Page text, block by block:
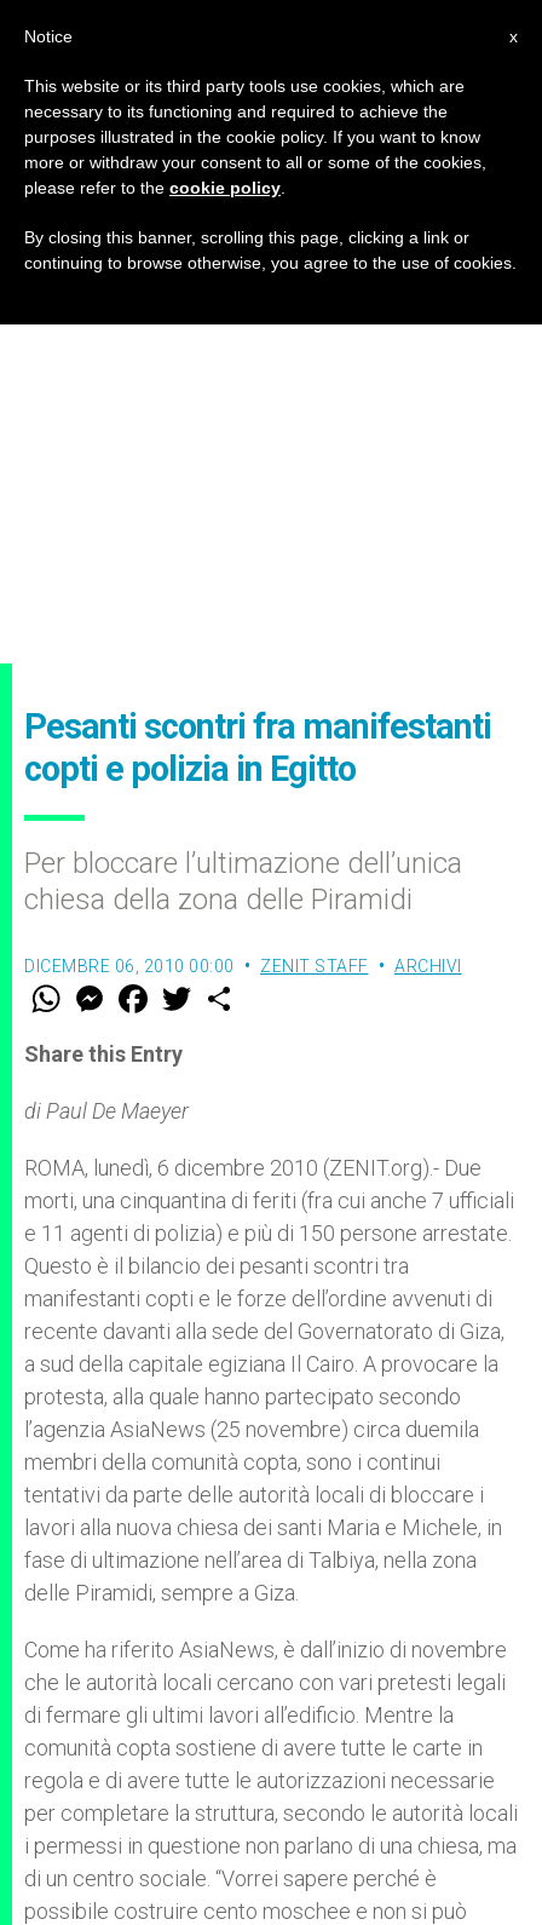
Pesanti scontri fra manifestanti
copti e polizia in Egitto
Per bloccare l’ultimazione dell’unica
chiesa della zona delle Piramidi
DICEMBRE 06, 2010 00:00 ZENIT STAFF ARCHIVI
W
t
s
p
p
M
e
s
e
g
e
F
a
e
b
o
k
w
Share this Entry
di Paul De Maeyer
ROMA, lunedì, 6 dicembre 2010 (ZENIT.org).- Due
morti, una cinquantina di feriti (fra cui anche 7 ufficiali
e 11 agenti di polizia) e più di 150 persone arrestate.
Questo è il bilancio dei pesanti scontri tra
manifestanti copti e le forze dell’ordine avvenuti di
recente davanti alla sede del Governatorato di Giza,
a sud della capitale egiziana Il Cairo. A provocare la
protesta, alla quale hanno partecipato secondo
l’agenzia AsiaNews (25 novembre) circa duemila
membri della comunità copta, sono i continui
tentativi da parte delle autorità locali di bloccare i
lavori alla nuova chiesa dei santi Maria e Michele, in
fase di ultimazione nell’area di Talbiya, nella zona
delle Piramidi, sempre a Giza.
Come ha riferito AsiaNews, è dall’inizio di novembre
che le autorità locali cercano con vari pretesti legali
di fermare gli ultimi lavori all’edificio. Mentre la
comunità copta sostiene di avere tutte le carte in
regola e di avere tutte le autorizzazioni necessarie
per completare la struttura, secondo le autorità locali
i permessi in questione non parlano di una chiesa, ma
di un centro sociale. “Vorrei sapere perché è
possibile costruire cento moschee e non si può
x
Notice
This website or its third party tools use cookies, which are
necessary to its functioning and required to achieve the
purposes illustrated in the cookie policy. If you want to know
more or withdraw your consent to all or some of the cookies,
please refer to the cookie policy
By closing this banner, scrolling this page, clicking a link or
continuing to browse otherwise, you agree to the use of cookies.